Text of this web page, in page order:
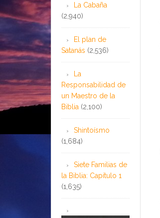
La Cabaña
(2,940)
El plan de
Satanás (2,536)
La
Responsabilidad de
un Maestro de la
Biblia (2,100)
Shintoísmo
(1,684)
Siete Familias de
la Biblia: Capítulo 1
(1,635)